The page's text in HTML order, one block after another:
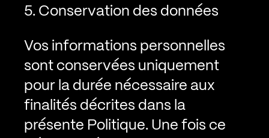
5. Conservation des données
Vos informations personnelles
sont conservées uniquement
pour la durée nécessaire aux
finalités décrites dans la
présente Politique. Une fois ce